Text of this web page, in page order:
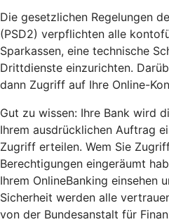
Die gesetzlichen Regelungen
(PSD2) verpflichten alle
Sparkassen, eine technische
Drittdienste einzurichten.
dann Zugriff auf Ihre Online-
Gut zu wissen: Ihre Bank wird
Ihrem ausdrücklichen Auftrag
Zugriff erteilen. Wem Sie
Berechtigungen eingeräumt
Ihrem OnlineBanking einsehen
Sicherheit werden alle
von der Bundesanstalt für